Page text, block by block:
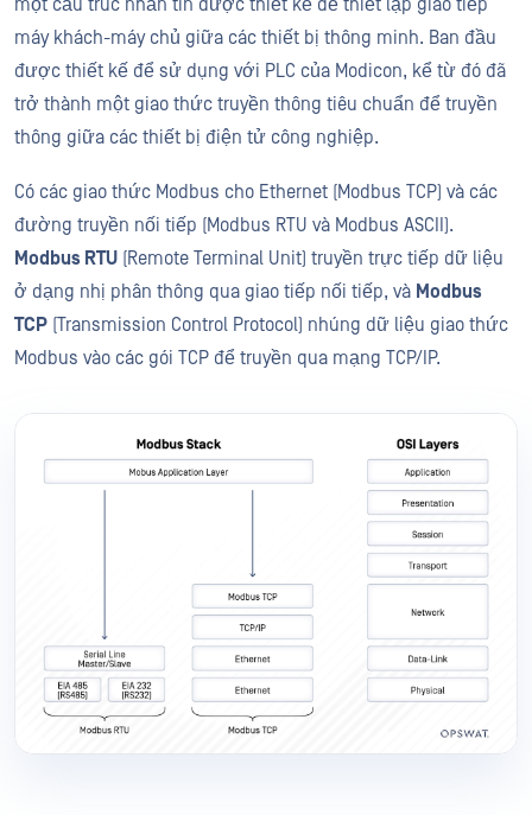
một cấu trúc nhắn tin được thiết kế để thiết lập giao tiếp
máy khách-máy chủ giữa các thiết bị thông minh. Ban đầu
được thiết kế để sử dụng với PLC của Modicon, kể từ đó đã
trở thành một giao thức truyền thông tiêu chuẩn để truyền
thông giữa các thiết bị điện tử công nghiệp.
Có các giao thức Modbus cho Ethernet (Modbus TCP) và các
đường truyền nối tiếp (Modbus RTU và Modbus ASCII).
Modbus RTU (Remote Terminal Unit) truyền trực tiếp dữ liệu
ở dạng nhị phân thông qua giao tiếp nối tiếp, và Modbus
TCP (Transmission Control Protocol) nhúng dữ liệu giao thức
Modbus vào các gói TCP để truyền qua mạng TCP/IP.